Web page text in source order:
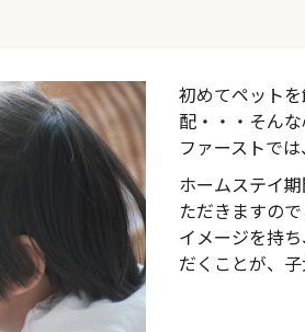
初めてペット
配・・・そん
ファーストで
ホームステイ
ただきますの
イメージを持
だくことが、